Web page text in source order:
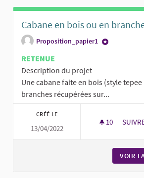
Cabane en bois ou en
Proposition_papier1
RETENUE
Description du projet
Une cabane faite en bois (style tepee
branches récupérées sur...
CRÉÉ LE
13/04/2022
10 10
VOIR